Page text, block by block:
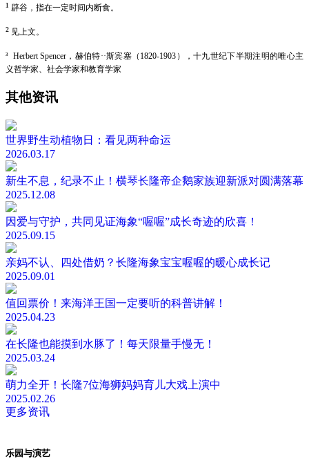
¹ 辟谷 ， 指在一定时间内断食。
² 见上文。
³ Herbert Spencer，赫伯特··斯宾塞（1820-1903 ），十九世纪下半期注明的唯心主
义哲学家、社会学家和教育学家
其他资讯
世界野生动植物日：看见两种命运
2026.03.17
新生不息，纪录不止！横琴长隆帝企鹅家族迎新派对圆满落幕
2025.12.08
因爱与守护，共同见证海象“喔喔”成长奇迹的欣喜！
2025.09.15
亲妈不认、四处借奶？长隆海象宝宝喔喔的暖心成长记
2025.09.01
值回票价！来海洋王国一定要听的科普讲解！
2025.04.23
在长隆也能摸到水豚了！每天限量手慢无！
2025.03.24
萌力全开！长隆7位海狮妈妈育儿大戏上演中
2025.02.26
更多资讯
乐园与演艺